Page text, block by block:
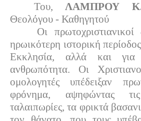
Του, ΛΑΜΠΡΟΥ
Θεολόγου - Καθηγητού
Οι πρωτοχριστιανικοί
ηρωικότερη ιστορική
Εκκλησία, αλλά και για
ανθρωπότητα. Οι
ομολογητές υπέδειξαν
φρόνημα, αψηφώντας
ταλαιπωρίες, τα φρικτά